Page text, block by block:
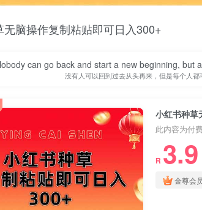
无脑操作复制粘贴即可日入300+
can go back and start a new beginning, but
没有人可以回到过去从头再来，但是每个人
小红书种草
此内容为付
R 3.9
金尊会